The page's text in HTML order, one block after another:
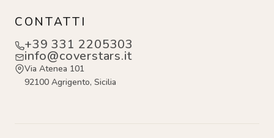
CONTATTI
+39 331 2205303
info@coverstars.it
Via Atenea 101
92100 Agrigento, Sicilia